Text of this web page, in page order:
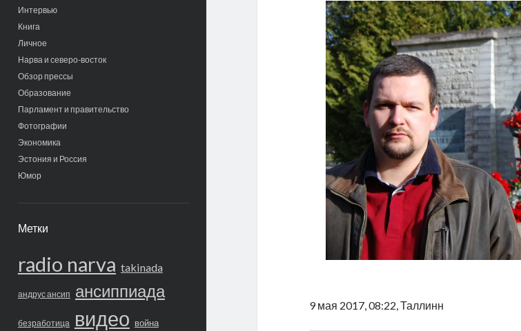
Интервью
Книга
Личное
Нарва и северо-восток
Обзор прессы
Образование
Парламент и правительство
Фотографии
Экономика
Эстония и Россия
Юмор
Метки
radio narva takinada
андрус ансип ансиппиада
безработица видео война
9 мая 2017, 08:22, Таллинн